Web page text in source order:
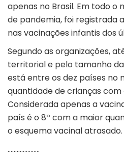
apenas no Brasil. Em todo o
de pandemia, foi registrada
nas vacinações infantis dos
Segundo as organizações,
territorial e pelo tamanho
está entre os dez países no
quantidade de crianças
Considerada apenas a
país é o 8º com a maior
o esquema vacinal
…………………